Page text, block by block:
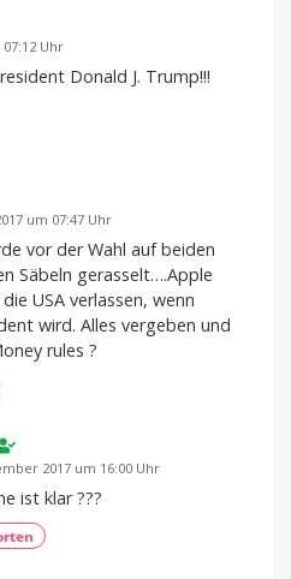
Uhr
Donald J. Trump!!!
um 07:47 Uhr
vor der Wahl auf beiden
Säbeln gerasselt….Apple
USA verlassen, wenn
wird. Alles vergeben und
rules ?
2017 um 16:00 Uhr
ist klar ???